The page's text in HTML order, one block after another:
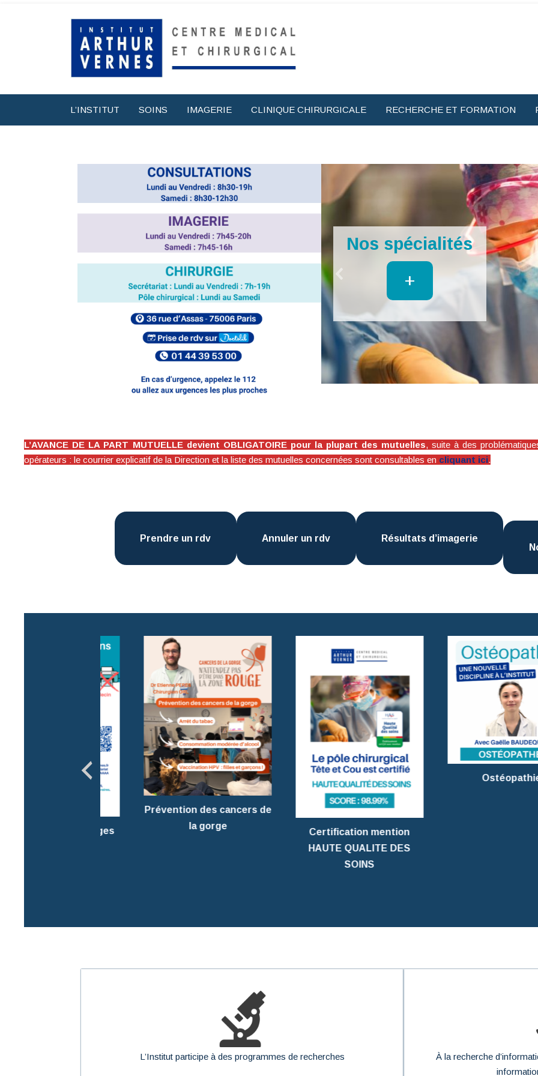
L’INSTITUT SOINS IMAGERIE CLINIQUE CHIRURGICALE RECHERCHE ET FORMATION
Nos spécialités
L’AVANCE DE LA PART MUTUELLE devient OBLIGATOIRE pour la plupart des mutuelles, suite à des
opérateurs : le courrier explicatif de la Direction et la liste des mutuelles concernées sont consultables en cliquant ici.
Prendre un rdv Annuler un rdv
Résultats d’imagerie
Prévention des cancers de
la gorge
Certification mention
HAUTE QUALITE DES
Ostéopathie
L’Institut participe à des programmes de recherches
À la recherche